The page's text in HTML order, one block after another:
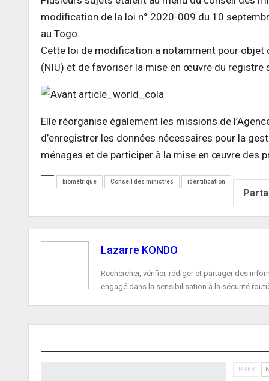
modification de la loi n° 2020-009 du 10
au Togo.
Cette loi de modification a notamment pour objet
(NIU) et de favoriser la mise en œuvre du registre
Elle réorganise également les missions de
d’enregistrer les données nécessaires pour la
ménages et de participer à la mise en œuvre des
biométrique Conseil des ministres identification
Lazarre KONDO
Rechercher, vérifier, rédiger et partager des
engagé dans la sensibilisation à la sécurité
Togo : Gerry Taama définit ses priorités à la tête du
PREV